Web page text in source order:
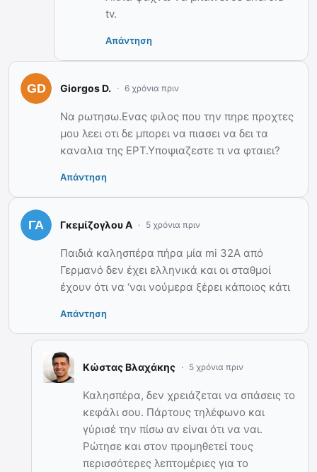
tv.
Απάντηση
Giorgos D. 6 χρόνια πριν
Να ρωτησω.Ενας φιλος που την πηρε προχτες
μου λεει οτι δε μπορει να πιασει να δει τα
καναλια της ΕΡΤ.Υποψιαζεστε τι να φταιει?
Απάντηση
Γκεμίζογλου Α 5 χρόνια πριν
Παιδιά καλησπέρα πήρα μία mi 32A από
Γερμανό δεν έχει ελληνικά και οι σταθμοί
έχουν ότι να ‘ναι νούμερα ξέρει κάποιος κάτι
Απάντηση
Κώστας Βλαχάκης 5 χρόνια πριν
Καλησπέρα, δεν χρειάζεται να σπάσεις το
κεφάλι σου. Πάρτους τηλέφωνο και
γύρισέ την πίσω αν είναι ότι να ναι.
Ρώτησε και στον προμηθετεί τους
περισσότερες λεπτομέριες για το